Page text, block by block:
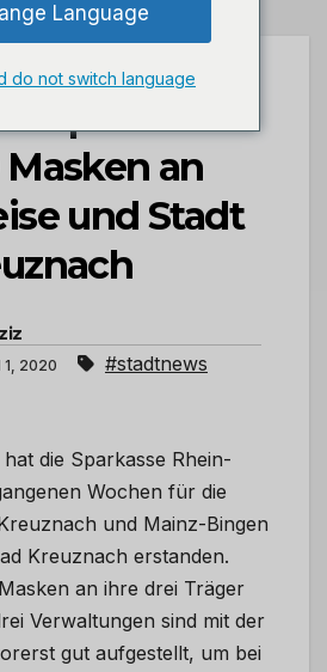
spendet
an
und Stadt
1, 2020 #stadtnews
die Sparkasse Rhein-
Wochen für die
und Mainz-Bingen
Kreuznach erstanden.
an ihre drei Träger
Verwaltungen sind mit der
gut aufgestellt, um bei
Language
do not switch language